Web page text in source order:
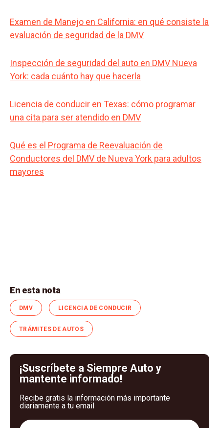
Examen de Manejo en California: en qué consiste la
evaluación de seguridad de la DMV
Inspección de seguridad del auto en DMV Nueva
York: cada cuánto hay que hacerla
Licencia de conducir en Texas: cómo programar
una cita para ser atendido en DMV
Qué es el Programa de Reevaluación de
Conductores del DMV de Nueva York para adultos
mayores
En esta nota
DMV LICENCIA DE CONDUCIR
TRÁMITES DE AUTOS
¡Suscríbete a Siempre Auto y
mantente informado!
Recibe gratis la información más importante
diariamente a tu email